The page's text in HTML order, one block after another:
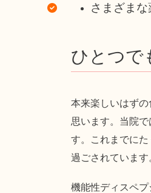
さまざま
ひとつで
本来楽しいはず
思います。当院
す。これまでに
過ごされています
機能性ディスペ